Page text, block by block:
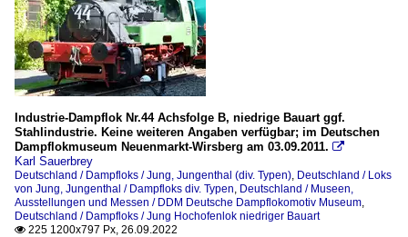
Industrie-Dampflok Nr.44 Achsfolge B, niedrige Bauart ggf.
Stahlindustrie. Keine weiteren Angaben verfügbar; im Deutschen
Dampflokmuseum Neuenmarkt-Wirsberg am 03.09.2011. 
Karl Sauerbrey
Deutschland / Dampfloks / Jung, Jungenthal (div. Typen) Deutschland / Loks
von Jung, Jungenthal / Dampfloks div. Typen Deutschland / Museen,
Ausstellungen und Messen / DDM Deutsche Dampflokomotiv Museum
Deutschland / Dampfloks / Jung Hochofenlok niedriger Bauart
 225 1200x797 Px, 26.09.2022